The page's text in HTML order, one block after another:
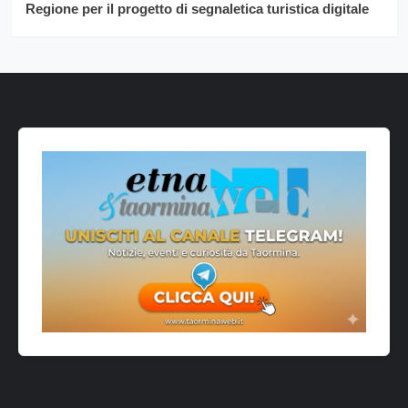
Regione per il progetto di segnaletica turistica digitale